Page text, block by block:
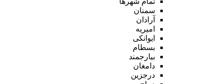
سمنان
آرادان
امیریه
ایوانکی
بسطام
بیارجمند
دامغان
درجزین